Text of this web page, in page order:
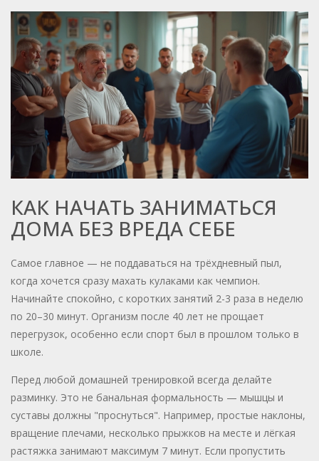
КАК НАЧАТЬ ЗАНИМАТЬСЯ
ДОМА БЕЗ ВРЕДА СЕБЕ
Самое главное — не поддаваться на трёхдневный пыл,
когда хочется сразу махать кулаками как чемпион.
Начинайте спокойно, с коротких занятий 2-3 раза в неделю
по 20–30 минут. Организм после 40 лет не прощает
перегрузок, особенно если спорт был в прошлом только в
школе.
Перед любой домашней тренировкой всегда делайте
разминку. Это не банальная формальность — мышцы и
суставы должны "проснуться". Например, простые наклоны,
вращение плечами, несколько прыжков на месте и лёгкая
растяжка занимают максимум 7 минут. Если пропустить